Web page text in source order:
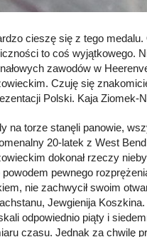
cieszę się z tego
to coś wyjątkowego.
zawodów w
Czuję się
Polski. Kaja Ziomek-
na torze stanęli panowie,
20-latek z West
dokonał rzeczy
powodem pewnego
nie zachwycił swoim
Jewgienija
odpowiednio piąty i
czasu. Jednak za chwilę